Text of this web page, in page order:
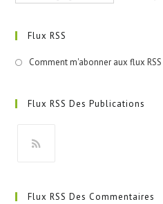
Flux RSS
Comment m'abonner aux flux RSS
Flux RSS Des Publications
Flux RSS Des Commentaires